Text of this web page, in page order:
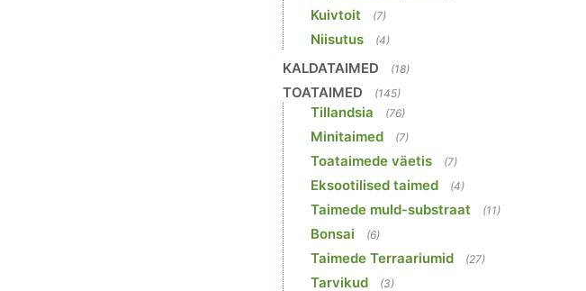
Kuivtoit (7)
Niisutus (4)
KALDATAIMED (18)
TOATAIMED (145)
Tillandsia (76)
Minitaimed (7)
Toataimede väetis (7)
Eksootilised taimed (4)
Taimede muld-substraat (11)
Bonsai (6)
Taimede Terraariumid (27)
Tarvikud (3)